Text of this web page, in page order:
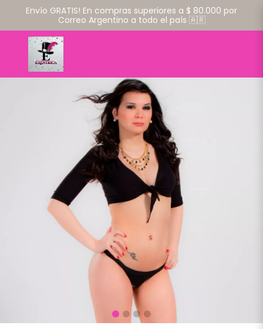
Envío GRATIS! En compras superiores a $ 80.000 por
Correo Argentino a todo el país 🇦🇷